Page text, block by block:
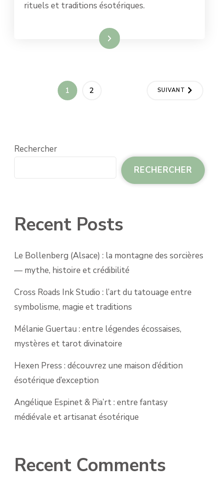
rituels et traditions ésotériques.
Lire la suite
Pagination
PAGE
1 PAGE
2 SUIVANT
Rechercher
RECHERCHER
Recent Posts
Le Bollenberg (Alsace) : la montagne des sorcières
— mythe, histoire et crédibilité
Cross Roads Ink Studio : l’art du tatouage entre
symbolisme, magie et traditions
Mélanie Guertau : entre légendes écossaises,
mystères et tarot divinatoire
Hexen Press : découvrez une maison d’édition
ésotérique d’exception
Angélique Espinet & Pia’rt : entre fantasy
médiévale et artisanat ésotérique
Recent Comments